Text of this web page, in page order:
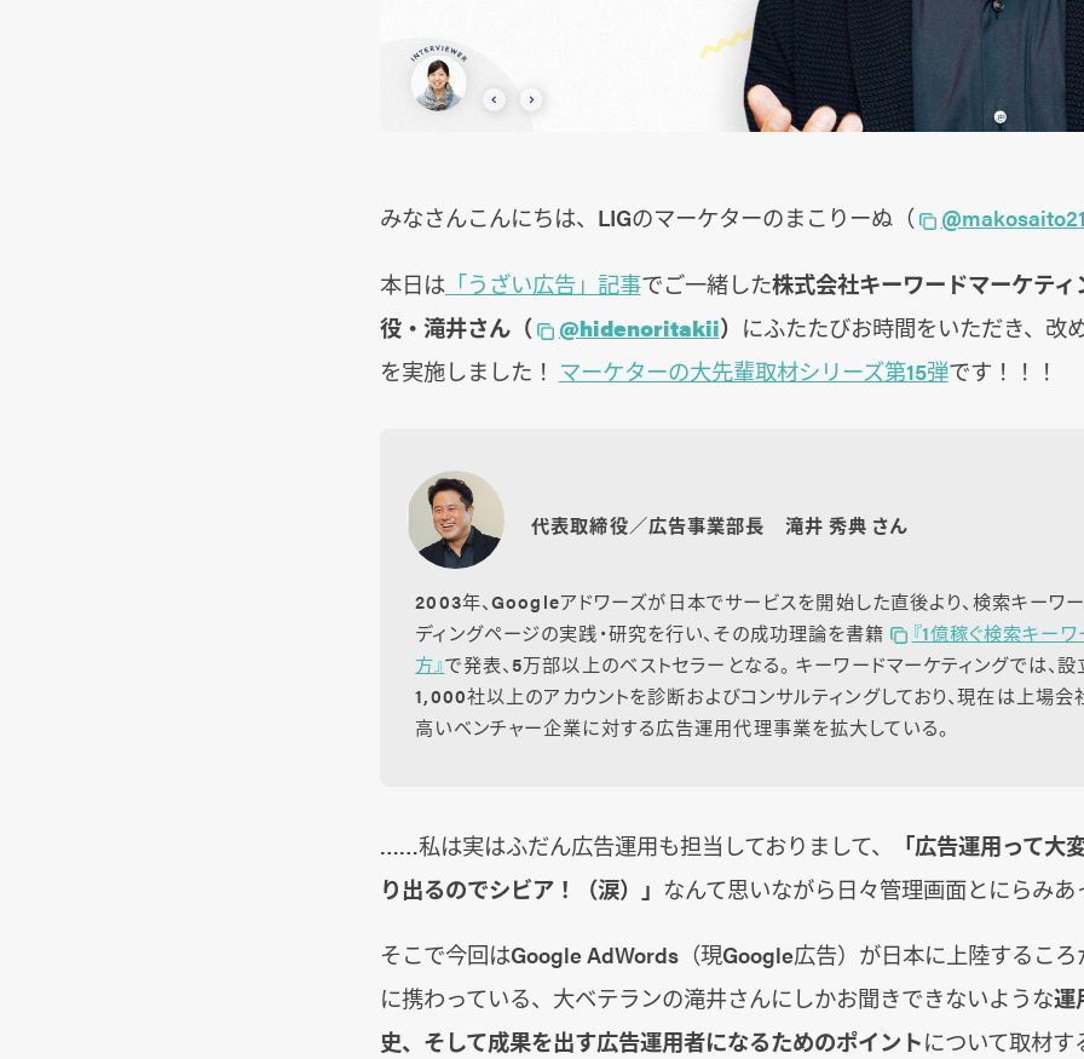
みなさんこんにちは、LIGのマーケターのまこりーぬ（
本日は「うざい広告」記事でご一緒した株式会社キーワードマーケティ
役・滝井さん（
@hidenoritakii） にふたたびお時間をいただき、改
を実施しました！ マーケターの大先輩取材シリーズ第15弾です！！！
代表取締役／広告事業部長 滝井 秀典 さん
2003年、Googleアドワーズが日本でサービスを開始した直後より、検索キーワ
ディングページの実践・研究を行い、その成功理論を書籍
『1億稼ぐ検索キー
方』で発表、5万部以上のベストセラーとなる。 キーワードマーケティングでは、
1,000社以上のアカウントを診断およびコンサルティングしており、現在は上場
高いベンチャー企業に対する広告運用代理事業を拡大している。
……私は実はふだん広告運用も担当しておりまして、
「広告運用って大
り出るのでシビア！（涙）」 なんて思いながら日々管理画面とにらみあ
そこで今回はGoogle AdWords（現Google広告）が日本に上陸するこ
に携わっている、大ベテランの滝井さんにしかお聞きできないような運
史、そして成果を出す広告運用者になるためのポイントについて取材す